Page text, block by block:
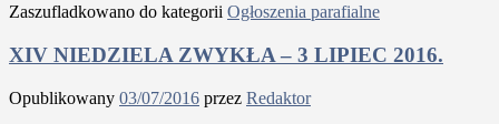
Zaszufladkowano do kategorii Ogłoszenia parafialne
XIV NIEDZIELA ZWYKŁA – 3 LIPIEC 2016.
Opublikowany 03/07/2016 przez Redaktor